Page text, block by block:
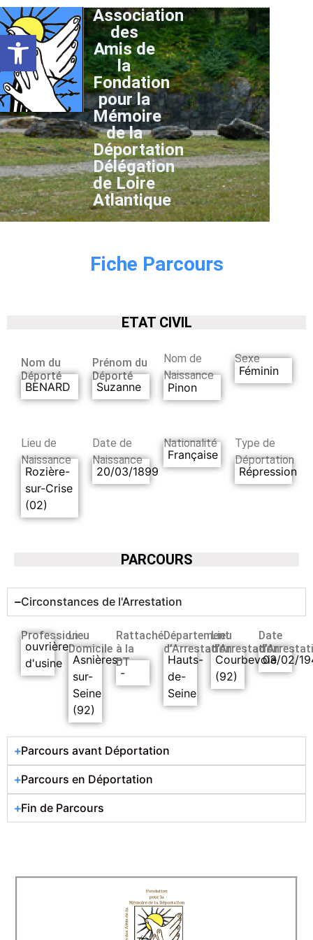
Ouvrir la barre d’outils
Association
des
Amis de
la
Fondation
pour la
Mémoire
de la
Déportation
Délégation
de Loire
Atlantique
Fiche Parcours
ETAT CIVIL
Nom du
Déporté
BENARD
Prénom du
Déporté
Suzanne
Nom de
Naissance
Pinon
Sexe
Féminin
Lieu de
Naissance
Rozière-
sur-Crise
(02)
Date de
Naissance
20/03/1899
Nationalité
Française
Type de
Déportation
Répression
PARCOURS
Circonstances de l'Arrestation
Profession
ouvrière
d'usine
Lieu
Domicile
Asnières-
sur-
Seine
(92)
Rattaché
à la
DT
-
Département
d’Arrestation
Hauts-
de-
Seine
Lieu
d’Arrestation
Courbevoie
(92)
Date
03/02/
Parcours avant Déportation
Parcours en Déportation
Fin de Parcours